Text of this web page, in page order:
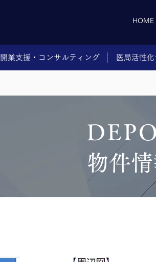
HOME
開業支援・コンサルティング 医局活性
物件